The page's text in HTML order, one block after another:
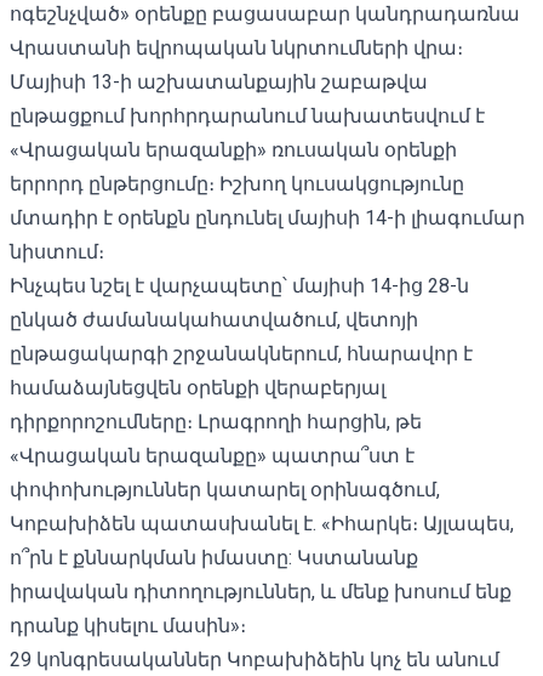
ոգեշնչված» օրենքը բացասաբար կանդրադառնա
Վրաստանի եվրոպական նկրտումների վրա։
Մայիսի 13-ի աշխատանքային շաբաթվա
ընթացքում խորհրդարանում նախատեսվում է
«Վրացական երազանքի» ռուսական օրենքի
երրորդ ընթերցումը։ Իշխող կուսակցությունը
մտադիր է օրենքն ընդունել մայիսի 14-ի լիագումար
նիստում։
Ինչպես նշել է վարչապետը՝ մայիսի 14-ից 28-ն
ընկած ժամանակահատվածում, վետոյի
ընթացակարգի շրջանակներում, հնարավոր է
համաձայնեցվեն օրենքի վերաբերյալ
դիրքորոշումները։ Լրագրողի հարցին, թե
«Վրացական երազանքը» պատրա՞ստ է
փոփոխություններ կատարել օրինագծում,
Կոբախիձեն պատասխանել է. «Իհարկե։ Այլապես,
ո՞րն է քննարկման իմաստը: Կստանանք
իրավական դիտողություններ, և մենք խոսում ենք
դրանք կիսելու մասին»։
29 կոնգրեսականներ Կոբախիձեին կոչ են անում